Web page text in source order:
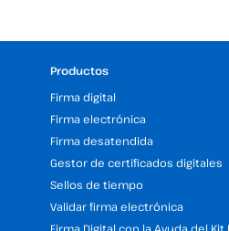
Productos
Firma digital
Firma electrónica
Firma desatendida
Gestor de certificados digitales
Sellos de tiempo
Validar firma electrónica